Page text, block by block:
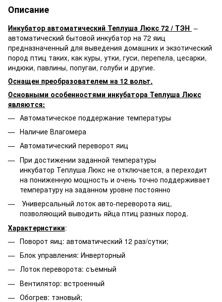
Описание
Инкубатор автоматический Теплуша Люкс 72 / ТЭН –
автоматический бытовой инкубатор на 72 яиц
предназначенный для выведения домашних и экзотический
пород птиц таких, как куры, утки, гуси, перепела, цесарки,
индюки, павлины, попугаи, голуби и другие.
Оснащен преобразователем на 12 вольт.
Основными особенностями инкубатора Теплуша Люкс
являются:
Автоматическое поддержание температуры
Наличие Влагомера
Автоматический переворот яиц
При достижении заданной температуры
инкубатор Теплуша Люкс не отключается, а переходит
на пониженную мощность и очень точно поддерживает
температуру на заданном уровне постоянно
Универсальный лоток авто-переворота яиц,
позволяющий выводить яйца птиц разных пород.
Характеристики:
Поворот яиц: aвтоматический 12 раз/сутки;
Блок управления: Инверторный
Лоток переворота: съемный
Вентилятор: встроенный
Обогрев: тэновый;